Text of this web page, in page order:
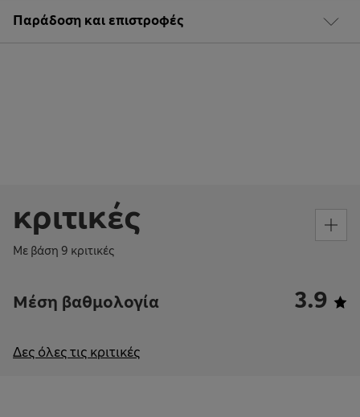
Παράδοση και επιστροφές
κριτικές
Με βάση 9 κριτικές
Μέση βαθμολογία 3.9
Δες όλες τις κριτικές